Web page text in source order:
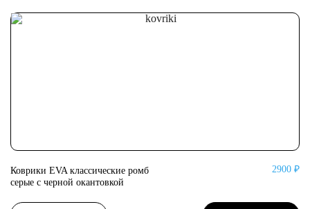
Коврики EVA классические ромб
серые с черной окантовкой
2900 ₽